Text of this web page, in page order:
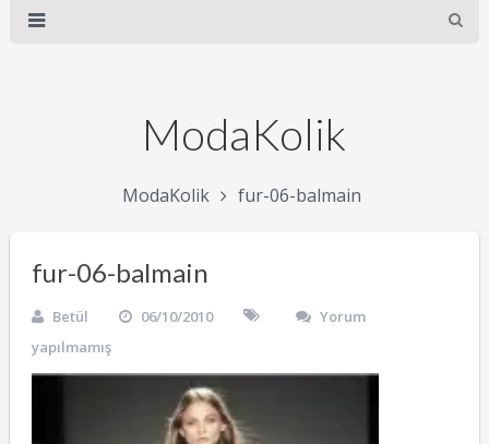
ModaKolik
ModaKolik fur-06-balmain
fur-06-balmain
Betül 06/10/2010
Yorum
yapılmamış